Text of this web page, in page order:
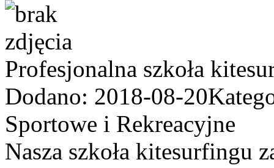
Profesjonalna szkoła
Dodano: 2018-08-20
Sportowe i Rekreacyjne
Nasza szkoła kitesurfingu